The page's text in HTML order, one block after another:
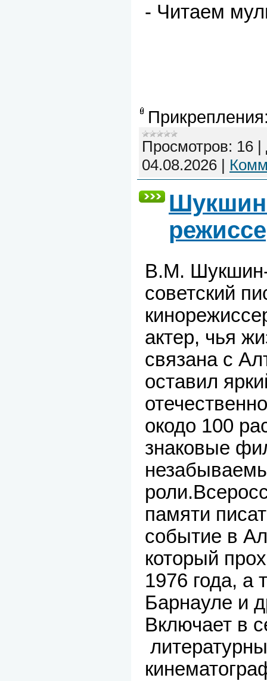
- Читаем
Просмотров: 16 |
04.08.2026 |
В.М.
советский
актер, чья
связана с
оставил
окодо 100
знаковые
памяти
событие в
который
1976 года, а
Барнауле и
Включает в